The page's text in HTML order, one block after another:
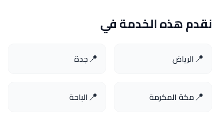
نقدم هذه الخدمة في
📍الرياض 📍جدة
📍مكة المكرمة 📍الباحة